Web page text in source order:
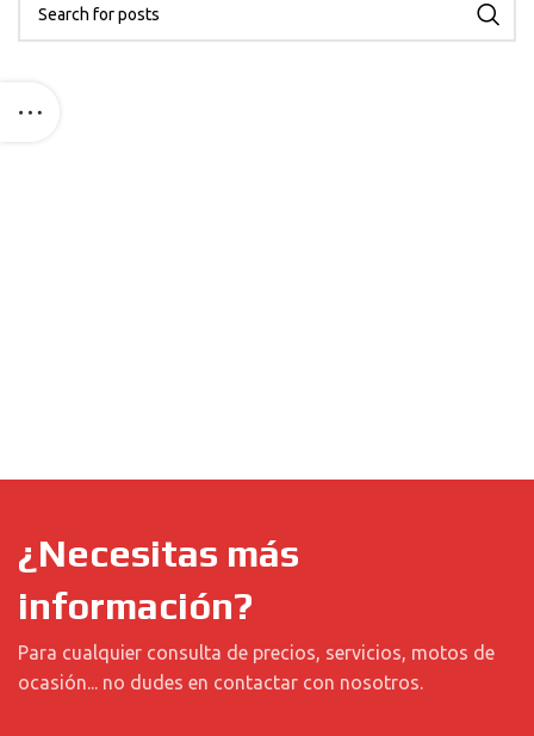
¿Necesitas más
información?
Para cualquier consulta de precios, servicios, motos de
ocasión... no dudes en contactar con nosotros.